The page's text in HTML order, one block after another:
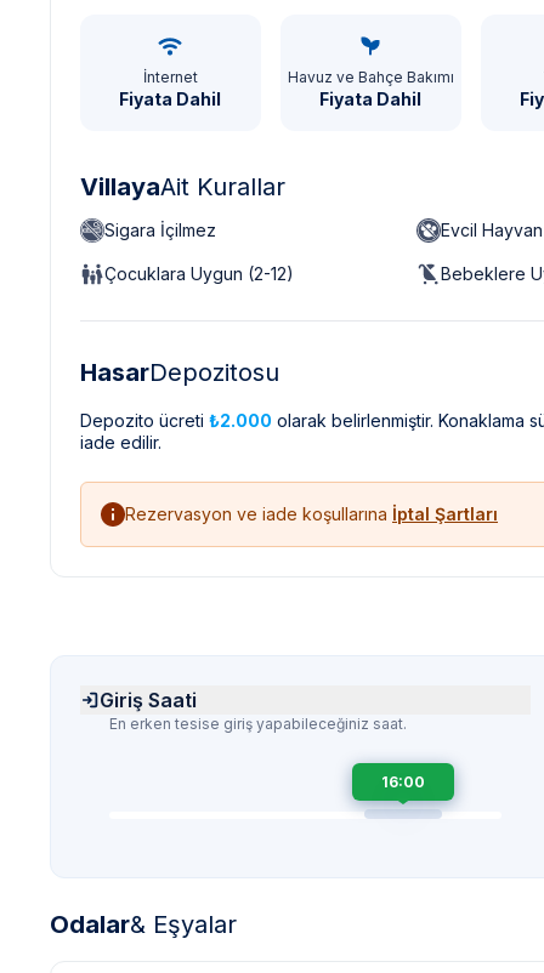
İnternet
Fiyata Dahil
Havuz ve Bahçe Bakımı
Fiyata Dahil
VillayaAit Kurallar
Sigara İçilmez Evcil
Çocuklara Uygun (2-12) Bebeklere
HasarDepozitosu
Depozito ücreti ₺2.000 olarak belirlenmiştir. Konaklama
iade edilir.
Rezervasyon ve iade koşullarına İptal Şartları
Giriş Saati
En erken tesise giriş yapabileceğiniz saat.
16:00
Odalar& Eşyalar